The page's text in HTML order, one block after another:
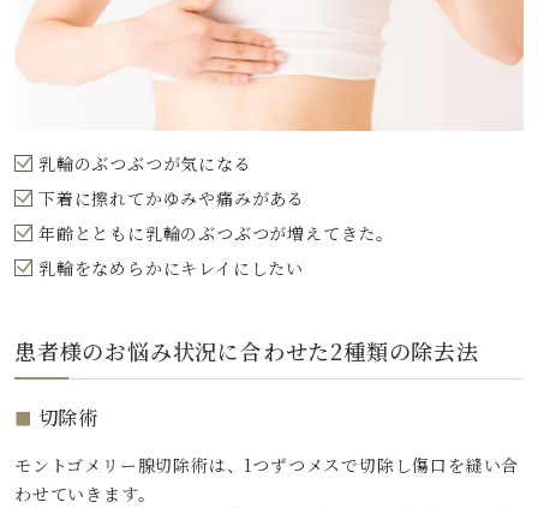
乳輪のぶつぶつが気になる
下着に擦れてかゆみや痛みがある
年齢とともに乳輪のぶつぶつが増えてきた。
乳輪をなめらかにキレイにしたい
患者様のお悩み状況に合わせた2種類の除去法
切除術
モントゴメリー腺切除術は、1つずつメスで切除し傷口を縫い合
わせていきます。